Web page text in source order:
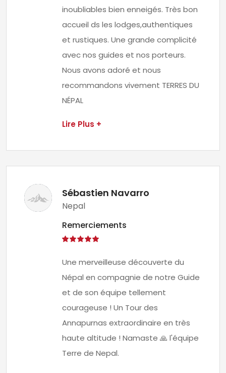
inoubliables bien enneigés. Très bon
accueil ds les lodges,authentiques
et rustiques. Une grande complicité
avec nos guides et nos porteurs.
Nous avons adoré et nous
recommandons vivement TERRES DU
NÉPAL
Lire Plus +
Sébastien Navarro
Nepal
Remerciements
Une merveilleuse découverte du
Népal en compagnie de notre Guide
et de son équipe tellement
courageuse ! Un Tour des
Annapurnas extraordinaire en très
haute altitude ! Namaste 🙏 l'équipe
Terre de Nepal.